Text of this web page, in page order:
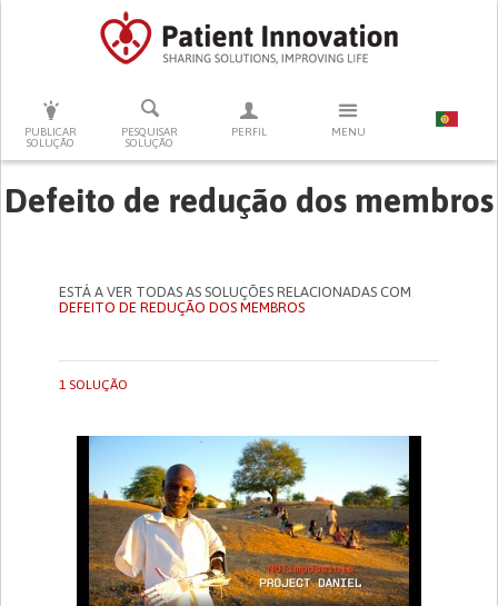
PUBLICAR
SOLUÇÃO
PESQUISAR
SOLUÇÃO
PERFIL MENU
PRESSIONE ENTER PARA PESQUISAR
Defeito de redução dos membros
ESTÁ A VER TODAS AS SOLUÇÕES RELACIONADAS COM
DEFEITO DE REDUÇÃO DOS MEMBROS
1 SOLUÇÃO